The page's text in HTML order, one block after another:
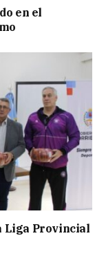
en el
Liga Provincial